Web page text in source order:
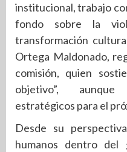
institucional, trabajo
fondo sobre la
transformación
Ortega Maldonado,
comisión, quien
objetivo”,
estratégicos para el
Desde su
humanos dentro del